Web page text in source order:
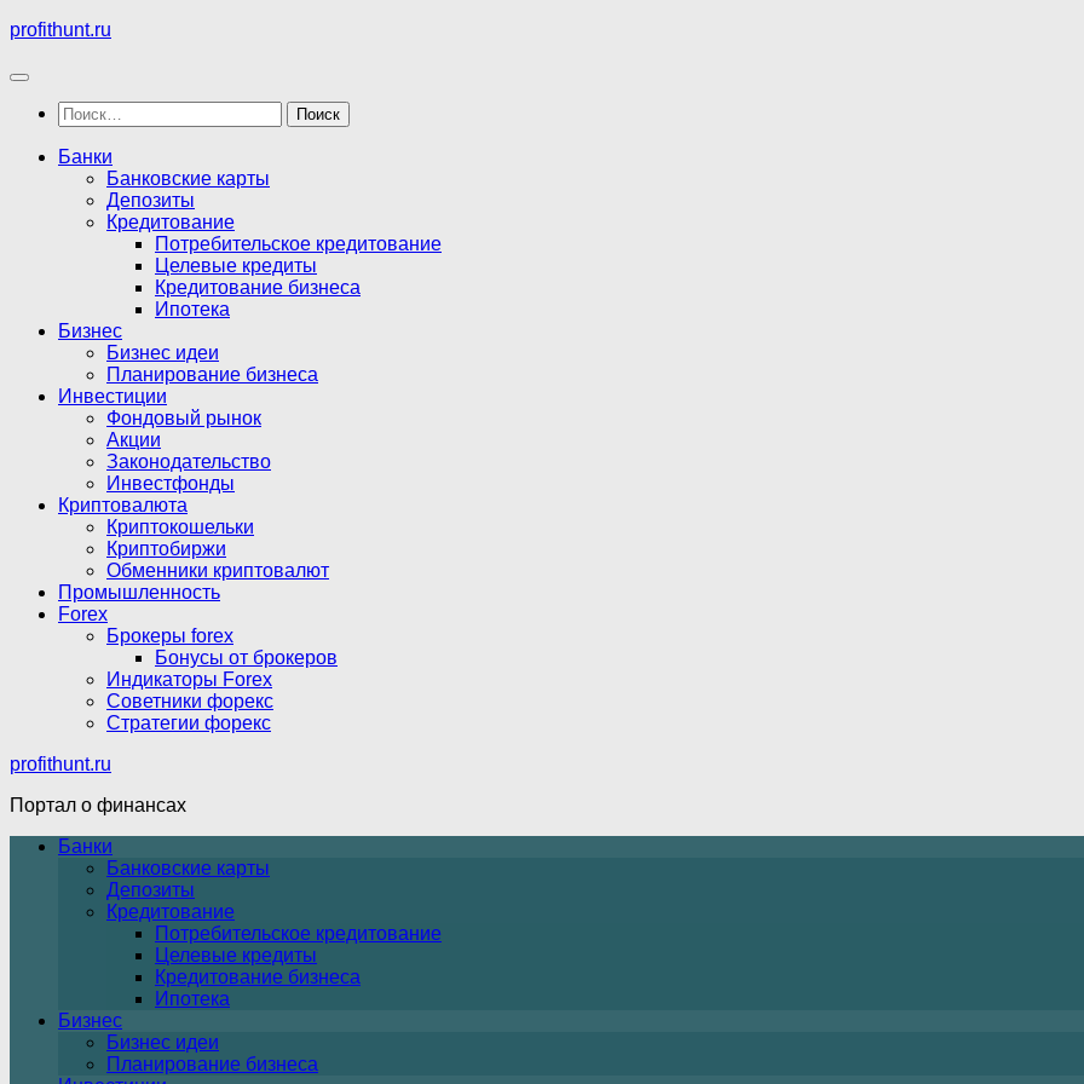
Перейти
содержимому
profithunt.ru
Найти:
Банки
Банковские карты
Депозиты
Кредитование
Потребительское кредитование
Целевые кредиты
Кредитование бизнеса
Ипотека
Бизнес
Бизнес идеи
Планирование бизнеса
Инвестиции
Фондовый рынок
Акции
Законодательство
Инвестфонды
Криптовалюта
Криптокошельки
Криптобиржи
Обменники криптовалют
Промышленность
Forex
Брокеры forex
Бонусы от брокеров
Индикаторы Forex
Советники форекс
Стратегии форекс
profithunt.ru
Портал о финансах
Банки
Банковские карты
Депозиты
Кредитование
Потребительское кредитование
Целевые кредиты
Кредитование бизнеса
Ипотека
Бизнес
Бизнес идеи
Планирование бизнеса